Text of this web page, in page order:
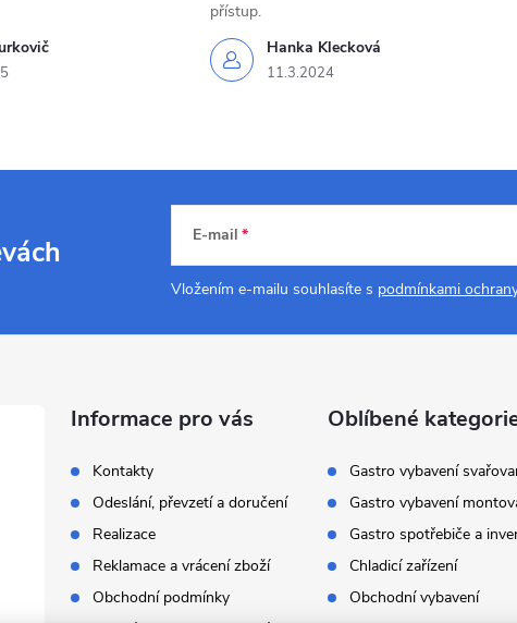
Hanka Klecková
11.3.2024
přístup.
E-mail
Vložením e-mailu souhlasíte s podmínkami
Informace pro vás
Kontakty
Odeslání, převzetí a doručení
Realizace
Reklamace a vrácení zboží
Obchodní podmínky
Oblíbené
Gastro vybavení
Gastro vybavení
Gastro spotřebiče a
Chladicí zařízení
Obchodní vybavení